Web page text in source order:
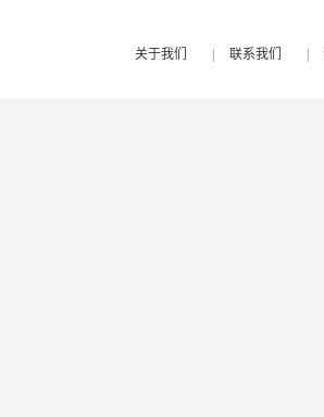
关于我们
| 联系我们 |